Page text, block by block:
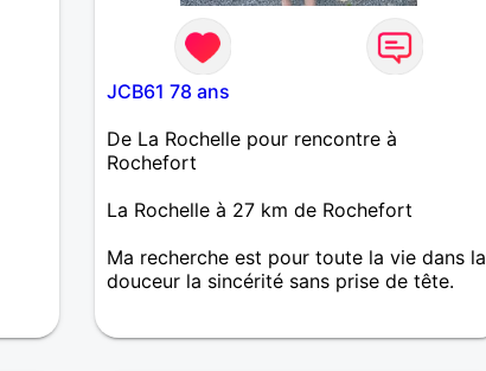
JCB61 78 ans
De La Rochelle pour rencontre à
Rochefort
La Rochelle à 27 km de Rochefort
Ma recherche est pour toute la vie dans la
douceur la sincérité sans prise de tête.